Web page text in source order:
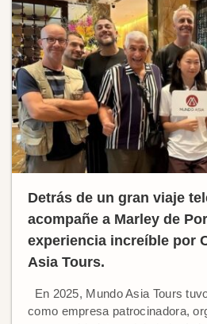
Detrás de un gran viaje
acompañe a Marley de
experiencia increíble por
Asia Tours.
En 2025, Mundo Asia Tours
como empresa patrocinadora,